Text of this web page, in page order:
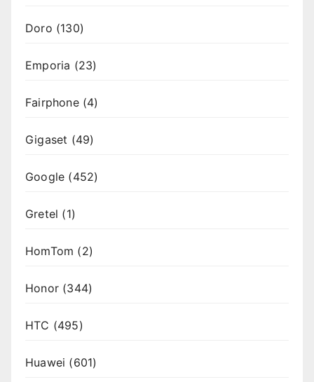
Doro (130)
Emporia (23)
Fairphone(4)
Gigaset (49)
Google (452)
Gretel (1)
HomTom (2)
Honor (344)
HTC (495)
Huawei (601)